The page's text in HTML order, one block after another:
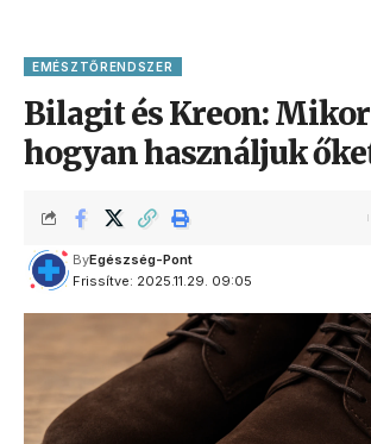
EMÉSZTŐRENDSZER
Bilagit és Kreon: Mikor
hogyan használjuk
Frissítve: 2025.11.29. 09:05
ByEgészség-Pont